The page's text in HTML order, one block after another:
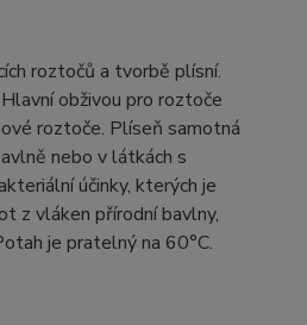
roztočů a tvorbě plísní.
obživou pro roztoče
roztoče. Plíseň samotná
nebo v látkách s
účinky, kterých je
z vláken přírodní bavlny,
je pratelný na 60°C.